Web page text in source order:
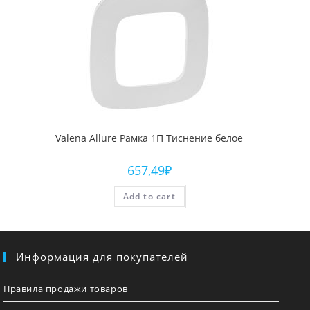
Valena Allure Рамка 1П Тиснение белое
657,49₽
Add to cart
Информация для покупателей
Правила продажи товаров